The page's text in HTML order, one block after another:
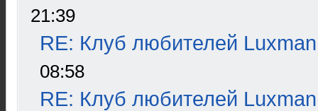
21:39
RE: Клуб любителей Luxman
08:58
RE: Клуб любителей Luxman